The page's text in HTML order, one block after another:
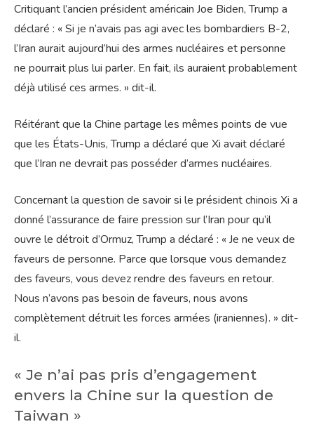
Critiquant l’ancien président américain Joe Biden, Trump a
déclaré : « Si je n’avais pas agi avec les bombardiers B-2,
l’Iran aurait aujourd’hui des armes nucléaires et personne
ne pourrait plus lui parler. En fait, ils auraient probablement
déjà utilisé ces armes. » dit-il.
Réitérant que la Chine partage les mêmes points de vue
que les États-Unis, Trump a déclaré que Xi avait déclaré
que l’Iran ne devrait pas posséder d’armes nucléaires.
Concernant la question de savoir si le président chinois Xi a
donné l’assurance de faire pression sur l’Iran pour qu’il
ouvre le détroit d’Ormuz, Trump a déclaré : « Je ne veux de
faveurs de personne. Parce que lorsque vous demandez
des faveurs, vous devez rendre des faveurs en retour.
Nous n’avons pas besoin de faveurs, nous avons
complètement détruit les forces armées (iraniennes). » dit-
il.
« Je n’ai pas pris d’engagement
envers la Chine sur la question de
Taiwan »